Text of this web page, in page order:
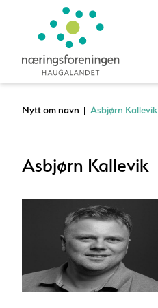
Nytt om navn | Asbjørn Kallevik
Asbjørn Kallevik